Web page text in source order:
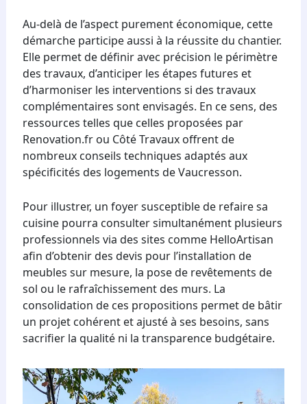
Au-delà de l’aspect purement économique, cette
démarche participe aussi à la réussite du chantier.
Elle permet de définir avec précision le périmètre
des travaux, d’anticiper les étapes futures et
d’harmoniser les interventions si des travaux
complémentaires sont envisagés. En ce sens, des
ressources telles que celles proposées par
Renovation.fr ou Côté Travaux offrent de
nombreux conseils techniques adaptés aux
spécificités des logements de Vaucresson.
Pour illustrer, un foyer susceptible de refaire sa
cuisine pourra consulter simultanément plusieurs
professionnels via des sites comme HelloArtisan
afin d’obtenir des devis pour l’installation de
meubles sur mesure, la pose de revêtements de
sol ou le rafraîchissement des murs. La
consolidation de ces propositions permet de bâtir
un projet cohérent et ajusté à ses besoins, sans
sacrifier la qualité ni la transparence budgétaire.